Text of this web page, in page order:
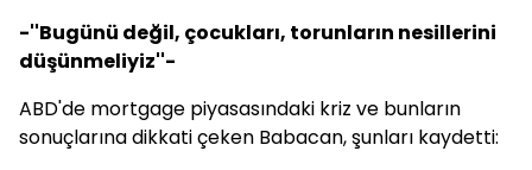
-''Bugünü değil, çocukları, torunların nesillerini
düşünmeliyiz''-
ABD'de mortgage piyasasındaki kriz ve bunların
sonuçlarına dikkati çeken Babacan, şunları kaydetti: